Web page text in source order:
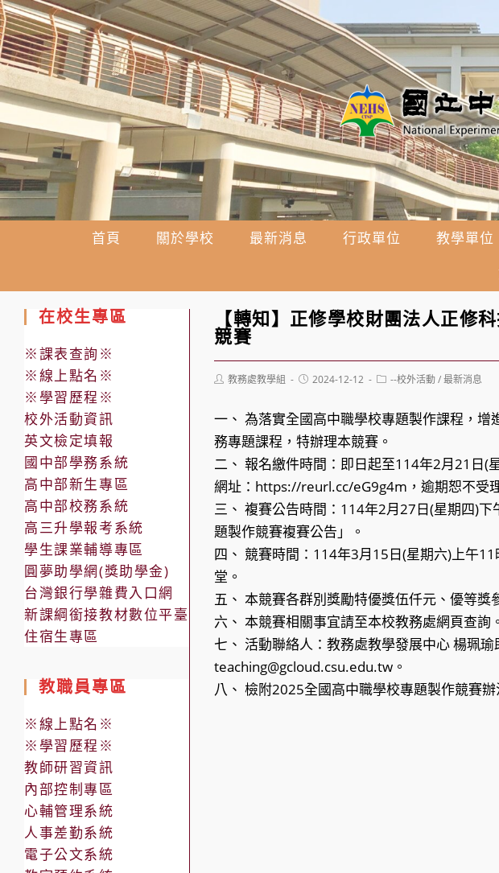
跳
轉
至
主
要
內
容
首頁 關於學校 最新消息 行政單位 教學單位
【轉知】正修學校財團法人正修
競賽
Post教務處教學組
Post2024-12-12
Post--校外活動 / 最新消息
一、 為落實全國高中職學校專題製作課程，
務專題課程，特辦理本競賽。
二、 報名繳件時間：即日起至114年2月21日(
網址：https://reurl.cc/eG9g4m，逾期恕不受
三、 複賽公告時間：114年2月27日(星期四)
題製作競賽複賽公告」。
四、 競賽時間：114年3月15日(星期六)上午
堂。
五、 本競賽各群別獎勵特優獎伍仟元、優等獎
六、 本競賽相關事宜請至本校教務處網頁查詢。
七、 活動聯絡人：教務處教學發展中心 楊珮
teaching@gcloud.csu.edu.tw。
八、 檢附2025全國高中職學校專題製作競賽辦
在校生專區
※課表查詢※
※線上點名※
※學習歷程※
校外活動資訊
英文檢定填報
國中部學務系統
高中部新生專區
高中部校務系統
高三升學報考系統
學生課業輔導專區
圓夢助學網(獎助學金)
台灣銀行學雜費入口網
新課綱銜接教材數位平臺
住宿生專區
教職員專區
※線上點名※
※學習歷程※
教師研習資訊
內部控制專區
心輔管理系統
人事差勤系統
電子公文系統